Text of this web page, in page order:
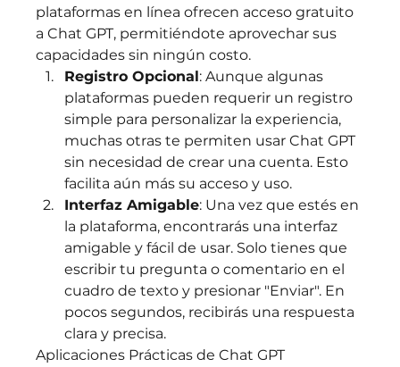
plataformas en línea ofrecen acceso gratuito
a Chat GPT, permitiéndote aprovechar sus
capacidades sin ningún costo.
Registro Opcional: Aunque algunas
plataformas pueden requerir un registro
simple para personalizar la experiencia,
muchas otras te permiten usar Chat GPT
sin necesidad de crear una cuenta. Esto
facilita aún más su acceso y uso.
Interfaz Amigable: Una vez que estés en
la plataforma, encontrarás una interfaz
amigable y fácil de usar. Solo tienes que
escribir tu pregunta o comentario en el
cuadro de texto y presionar "Enviar". En
pocos segundos, recibirás una respuesta
clara y precisa.
Aplicaciones Prácticas de Chat GPT